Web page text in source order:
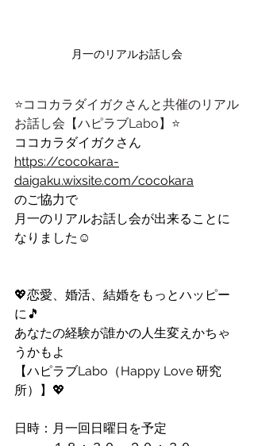
月一のリアルお話し会
⭐️ココカラダイガクさんと共催のリアル
お話し会【ハピラブLabo】⭐️
ココカラダイガクさん
https://cocokara-
daigaku.wixsite.com/cocokara
のご協力で
月一のリアルお話し会が出来ることに
なりました☺️
💖恋愛、婚活、結婚をもっとハッピー
に🎵
あなたの経験が誰かの人生変えかちゃ
うかもよ
【ハピラブLabo（Happy Love 研究
所）】💖
日時：月一回日曜日を予定